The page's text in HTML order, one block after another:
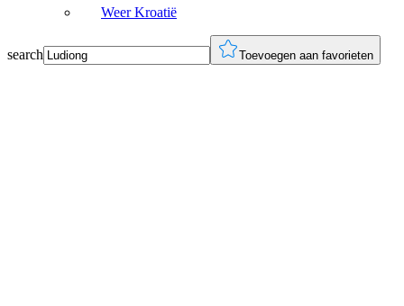
Weer Kroatië
search Toevoegen aan favorieten